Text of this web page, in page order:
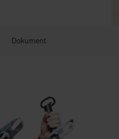
Dokument